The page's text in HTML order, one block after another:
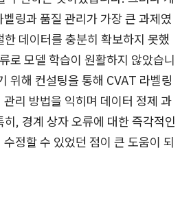
링과 품질 관리가 가장 큰 과제였
데이터를 충분히 확보하지 못했
로 모델 학습이 원활하지 않았습니
위해 컨설팅을 통해 CVAT 라벨링
리 방법을 익히며 데이터 정제 과
, 경계 상자 오류에 대한 즉각적인
정할 수 있었던 점이 큰 도움이 되